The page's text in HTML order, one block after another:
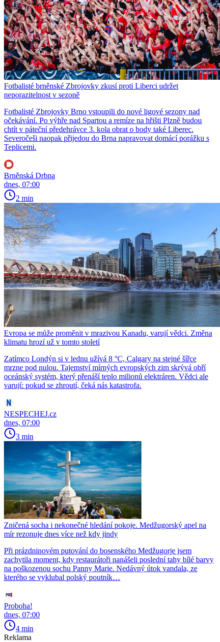
Fotbalisté brněnské Zbrojovky zkusí proti Liberci udržet
neporazitelnost v sezoně
Fotbalisté Zbrojovky Brno vstoupili do nové ligové sezony nad
očekávání. Po výhře nad Spartou a remíze na hřišti Plzně budou
chtít v páteční předehrávce 3. kola obrat o body také Liberec.
Severočeši naopak přijedou do Brna napravovat domácí porážku s
Teplicemi.
Brněnská Drbna
dnes, 07:00
2 min
Evropa se může proměnit v mrazivou Kanadu, varují vědci. Změna
klimatu hrozí už v tomto století
Zatímco Londýn si v lednu užívá 8 °C, Calgary na stejné šířce
mrzne pod nulou. Tajemství mírných evropských zim skrývá obří
oceánský systém, který přenáší teplo milionů elektráren. Vědci ale
varují: pokud se zhroutí, čeká nás katastrofa.
NESPECHEJ.cz
dnes, 07:00
3 min
Zničená socha i nekonečné hledání pokoje. Medžugorský apel na
mír rezonuje dnes více než kdy jindy
Při prázdninovém putování do bosenského Medžugorje jsem
zachytila moment, kdy restaurátoři nanášeli poslední tahy bílé barvy
na poškozenou sochu Panny Marie. Nedávný útok vandala, ze
kterého se vyklubal polský poutník…
Proboha!
dnes, 07:00
4 min
Reklama